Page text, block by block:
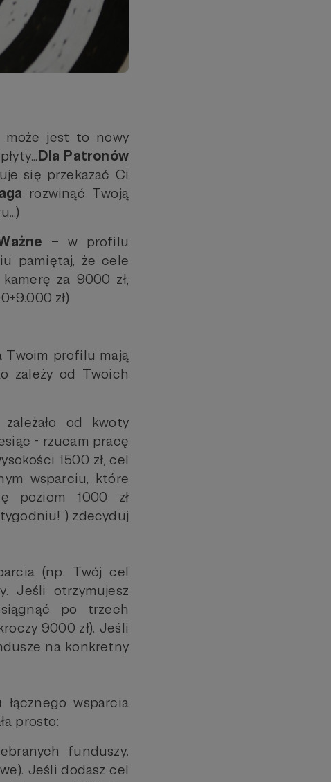
może jest to nowy
Dla Patronów
się przekazać Ci
rozwinąć Twoją
– w profilu
pamiętaj, że cele
za 9000 zł,
zł)
Twoim profilu mają
zależy od Twoich
od kwoty
- rzucam pracę
1500 zł, cel
wsparciu, które
poziom 1000 zł
zdecyduj
(np. Twój cel
Jeśli otrzymujesz
po trzech
9000 zł). Jeśli
na konkretny
wsparcia
prosto:
funduszy.
Jeśli dodasz cel